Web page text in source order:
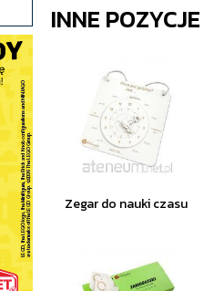
INNE
Zegar do nauki czasu